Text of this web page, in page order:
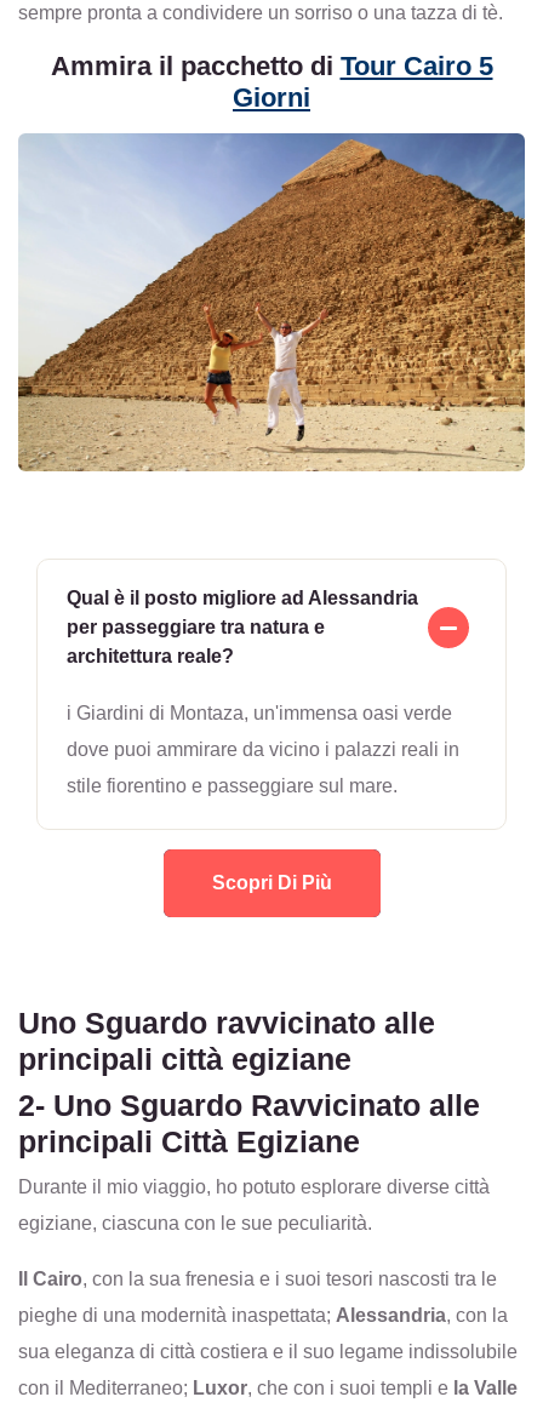
sempre pronta a condividere un sorriso o una tazza di tè.
Ammira il pacchetto di Tour Cairo 5
Giorni
Qual è il posto migliore ad Alessandria
per passeggiare tra natura e
architettura reale?
i Giardini di Montaza, un'immensa oasi verde
dove puoi ammirare da vicino i palazzi reali in
stile fiorentino e passeggiare sul mare.
Scopri Di Più
Uno Sguardo ravvicinato alle
principali città egiziane
2- Uno Sguardo Ravvicinato alle
principali Città Egiziane
Durante il mio viaggio, ho potuto esplorare diverse città
egiziane, ciascuna con le sue peculiarità.
Il Cairo, con la sua frenesia e i suoi tesori nascosti tra le
pieghe di una modernità inaspettata; Alessandria, con la
sua eleganza di città costiera e il suo legame indissolubile
con il Mediterraneo; Luxor, che con i suoi templi e la Valle